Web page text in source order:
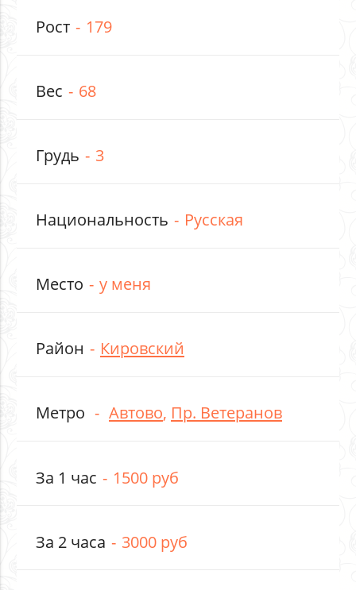
Рост 179
Вес 68
Грудь 3
Национальность Русская
Место у меня
Район Кировский
Метро Автово, Пр. Ветеранов
За 1 час 1500 руб
За 2 часа 3000 руб